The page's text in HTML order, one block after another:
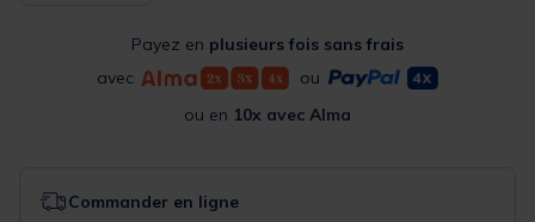
Payez en plusieurs fois sans frais
avec
ou
ou en 10x avec Alma
Commander en ligne